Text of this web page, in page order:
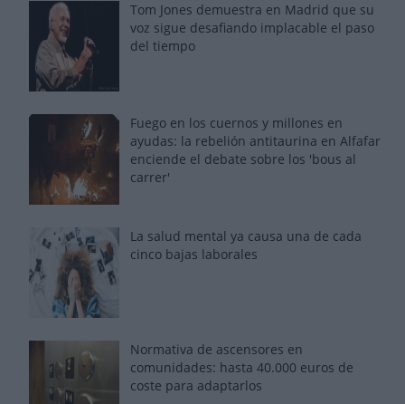
Tom Jones demuestra en Madrid que su
voz sigue desafiando implacable el paso
del tiempo
Fuego en los cuernos y millones en
ayudas: la rebelión antitaurina en Alfafar
enciende el debate sobre los 'bous al
carrer'
La salud mental ya causa una de cada
cinco bajas laborales
Normativa de ascensores en
comunidades: hasta 40.000 euros de
coste para adaptarlos